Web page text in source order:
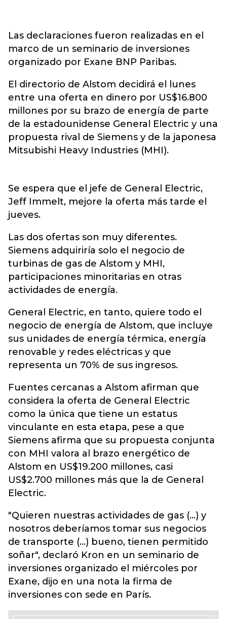
Las declaraciones fueron realizadas en el
marco de un seminario de inversiones
organizado por Exane BNP Paribas.
El directorio de Alstom decidirá el lunes
entre una oferta en dinero por US$16.800
millones por su brazo de energía de parte
de la estadounidense General Electric y una
propuesta rival de Siemens y de la japonesa
Mitsubishi Heavy Industries (MHI).
Se espera que el jefe de General Electric,
Jeff Immelt, mejore la oferta más tarde el
jueves.
Las dos ofertas son muy diferentes.
Siemens adquiriría solo el negocio de
turbinas de gas de Alstom y MHI,
participaciones minoritarias en otras
actividades de energía.
General Electric, en tanto, quiere todo el
negocio de energía de Alstom, que incluye
sus unidades de energía térmica, energía
renovable y redes eléctricas y que
representa un 70% de sus ingresos.
Fuentes cercanas a Alstom afirman que
considera la oferta de General Electric
como la única que tiene un estatus
vinculante en esta etapa, pese a que
Siemens afirma que su propuesta conjunta
con MHI valora al brazo energético de
Alstom en US$19.200 millones, casi
US$2.700 millones más que la de General
Electric.
"Quieren nuestras actividades de gas (...) y
nosotros deberíamos tomar sus negocios
de transporte (...) bueno, tienen permitido
soñar", declaró Kron en un seminario de
inversiones organizado el miércoles por
Exane, dijo en una nota la firma de
inversiones con sede en París.